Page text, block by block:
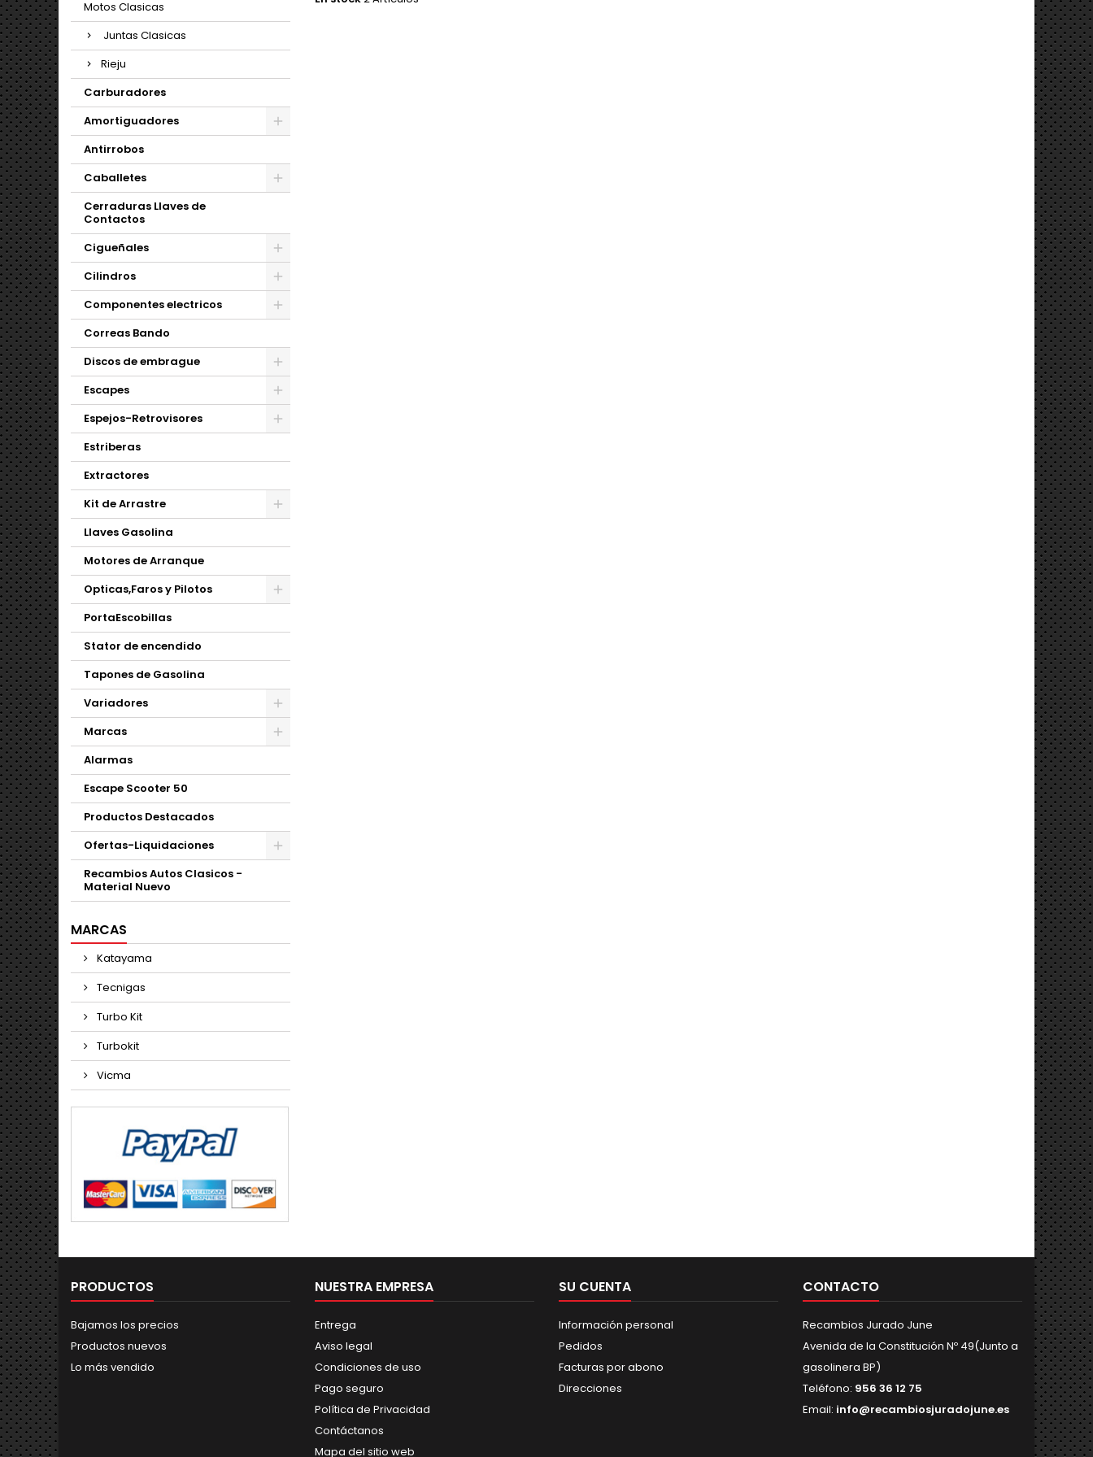
Motos Clasicas
Juntas Clasicas
Rieju
Carburadores
Amortiguadores
Antirrobos
Caballetes
Cerraduras Llaves de
Contactos
Cigueñales
Cilindros
Componentes electricos
Correas Bando
Discos de embrague
Escapes
Espejos-Retrovisores
Estriberas
Extractores
Kit de Arrastre
Llaves Gasolina
Motores de Arranque
Opticas,Faros y Pilotos
PortaEscobillas
Stator de encendido
Tapones de Gasolina
Variadores
Marcas
Alarmas
Escape Scooter 50
Productos Destacados
Ofertas-Liquidaciones
Recambios Autos Clasicos -
Material Nuevo
MARCAS
Katayama
Tecnigas
Turbo Kit
Turbokit
Vicma
PRODUCTOS
Bajamos los precios
Productos nuevos
Lo más vendido
NUESTRA EMPRESA
Entrega
Aviso legal
Condiciones de uso
Pago seguro
Política de Privacidad
Contáctanos
Mapa del sitio web
SU CUENTA
Información personal
Pedidos
Facturas por abono
Direcciones
CONTACTO
Recambios Jurado June
Avenida de la Constitución Nº 49(Junto a
gasolinera BP)
Teléfono: 956 36 12 75
Email: info@recambiosjuradojune.es